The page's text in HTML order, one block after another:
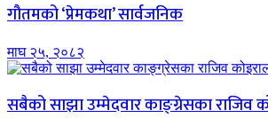
गौतमको ‘प्रेमकथा’ सार्वजनिक
माघ २५, २०८२
सबैको साझा उम्मेदवार काङ्ग्रेसका राजिव